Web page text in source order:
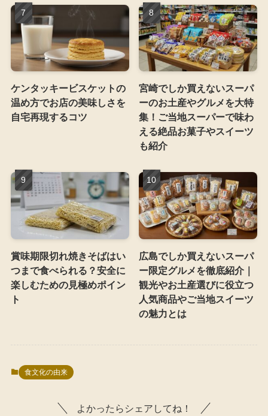
ケンタッキービスケットの
温め方でお店の美味しさを
自宅再現するコツ
宮崎でしか買えないスーパ
ーのお土産やグルメを大特
集！ご当地スーパーで味わ
える絶品お菓子やスイーツ
も紹介
賞味期限切れ焼きそばはい
つまで食べられる？安全に
楽しむための見極めポイン
ト
広島でしか買えないスーパ
ー限定グルメを徹底紹介｜
観光やお土産選びに役立つ
人気商品やご当地スイーツ
の魅力とは
食文化の由来
よかったらシェアしてね！